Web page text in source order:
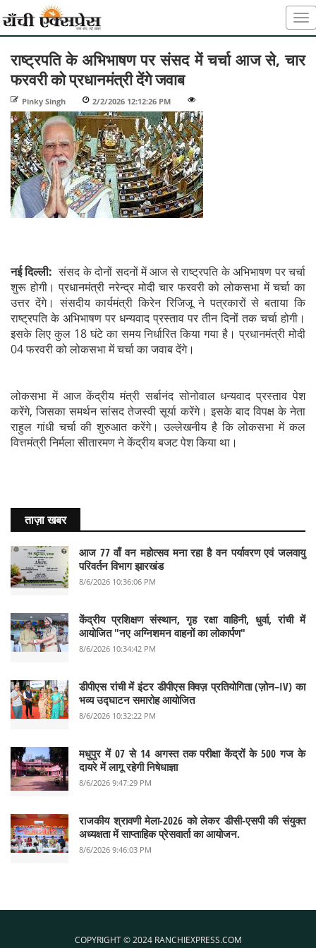
राष्ट्रपति के अभिभाषण पर संसद में चर्चा आज से, चार
फरवरी को प्रधानमंत्री देंगे जवाब
Pinky Singh 2/2/2026 12:12:26 PM
नई दिल्ली:संसद के दोनों सदनों में आज से राष्ट्रपति के अभिभाषण पर चर्चा
शुरू होगी। प्रधानमंत्री नरेन्द्र मोदी चार फरवरी को लोकसभा में चर्चा का
उत्तर देंगे। संसदीय कार्यमंत्री किरेन रिजिजू ने पत्रकारों से बताया कि
राष्ट्रपति के अभिभाषण पर धन्यवाद प्रस्ताव पर तीन दिनों तक चर्चा होगी।
इसके लिए कुल 18 घंटे का समय निर्धारित किया गया है। प्रधानमंत्री मोदी
04 फरवरी को लोकसभा में चर्चा का जवाब देंगे।
लोकसभा में आज केंद्रीय मंत्री सर्बानंद सोनोवाल धन्यवाद प्रस्ताव पेश
करेंगे, जिसका समर्थन सांसद तेजस्वी सूर्या करेंगे। इसके बाद विपक्ष के नेता
राहुल गांधी चर्चा की शुरुआत करेंगे। उल्लेखनीय है कि लोकसभा में कल
वित्तमंत्री निर्मला सीतारमण ने केंद्रीय बजट पेश किया था।
ताज़ा खबर
आज 77 वाँ वन महोत्सव मना रहा है वन पर्यावरण एवं जलवायु
परिवर्तन विभाग झारखंड
8/6/2026 10:36:06 PM
केंद्रीय प्रशिक्षण संस्थान, गृह रक्षा वाहिनी, धुर्वा, रांची में
आयोजित "नए अग्निशमन वाहनों का लोकार्पण"
8/6/2026 10:34:42 PM
डीपीएस रांची में इंटर डीपीएस क्विज़ प्रतियोगिता (ज़ोन–IV) का
भव्य उद्घाटन समारोह आयोजित
8/6/2026 10:32:22 PM
मधुपुर में 07 से 14 अगस्त तक परीक्षा केंद्रों के 500 गज के
दायरे में लागू रहेगी निषेधाज्ञा
8/6/2026 9:47:29 PM
राजकीय श्रावणी मेला-2026 को लेकर डीसी-एसपी की संयुक्त
अध्यक्षता में साप्ताहिक प्रेसवार्ता का आयोजन.
8/6/2026 9:46:03 PM
COPYRIGHT © 2024 RANCHIEXPRESS.COM